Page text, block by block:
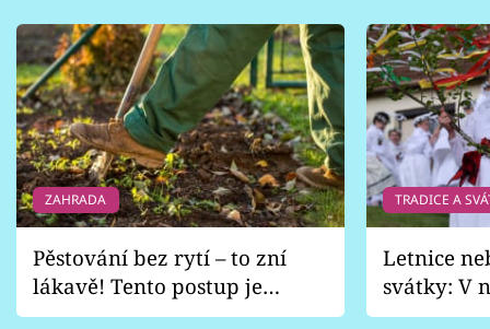
ZAHRADA
Pěstování bez rytí – to zní
lákavě! Tento postup je
vhodný jen pro některé
TRADICE A
Letnice
svátky: V
pondělí